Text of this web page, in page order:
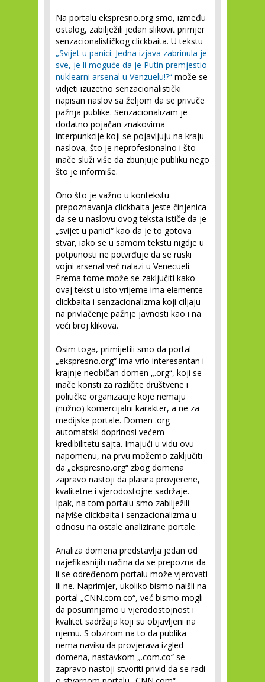
Na portalu ekspresno.org smo, između
ostalog, zabilježili jedan slikovit primjer
senzacionalističkog clickbaita. U tekstu
„Svijet u panici: Jedna izjava zabrinula je
sve, je li moguće da je Putin premjestio
nuklearni arsenal u Venzuelu!?“ može se
vidjeti izuzetno senzacionalistički
napisan naslov sa željom da se privuče
pažnja publike. Senzacionalizam je
dodatno pojačan znakovima
interpunkcije koji se pojavljuju na kraju
naslova, što je neprofesionalno i što
inače služi više da zbunjuje publiku nego
što je informiše.
Ono što je važno u kontekstu
prepoznavanja clickbaita jeste činjenica
da se u naslovu ovog teksta ističe da je
„svijet u panici“ kao da je to gotova
stvar, iako se u samom tekstu nigdje u
potpunosti ne potvrđuje da se ruski
vojni arsenal već nalazi u Venecueli.
Prema tome može se zaključiti kako
ovaj tekst u isto vrijeme ima elemente
clickbaita i senzacionalizma koji ciljaju
na privlačenje pažnje javnosti kao i na
veći broj klikova.
Osim toga, primijetili smo da portal
„ekspresno.org“ ima vrlo interesantan i
krajnje neobičan domen „.org“, koji se
inače koristi za različite društvene i
političke organizacije koje nemaju
(nužno) komercijalni karakter, a ne za
medijske portale. Domen .org
automatski doprinosi većem
kredibilitetu sajta. Imajući u vidu ovu
napomenu, na prvu možemo zaključiti
da „ekspresno.org“ zbog domena
zapravo nastoji da plasira provjerene,
kvalitetne i vjerodostojne sadržaje.
Ipak, na tom portalu smo zabilježili
najviše clickbaita i senzacionalizma u
odnosu na ostale analizirane portale.
Analiza domena predstavlja jedan od
najefikasnijih načina da se prepozna da
li se određenom portalu može vjerovati
ili ne. Naprimjer, ukoliko bismo naišli na
portal „CNN.com.co“, već bismo mogli
da posumnjamo u vjerodostojnost i
kvalitet sadržaja koji su objavljeni na
njemu. S obzirom na to da publika
nema naviku da provjerava izgled
domena, nastavkom „.com.co“ se
zapravo nastoji stvoriti privid da se radi